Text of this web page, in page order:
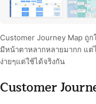
Customer Journey Map ถู
มีหน้าตาหลากหลายมากก แต่
ง่ายๆแต่ใช้ได้จริงกัน
Customer